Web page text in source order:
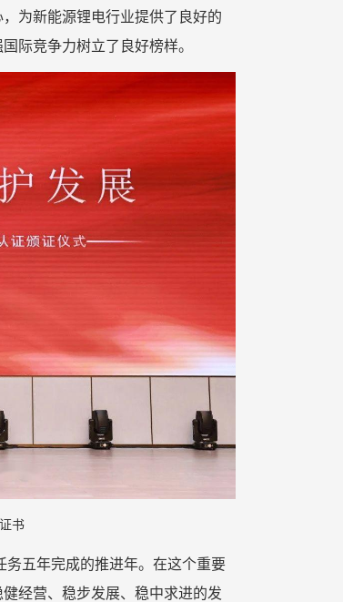
为新能源锂电行业提供了良好的
际竞争力树立了良好榜样。
书
务五年完成的推进年。在这个重要
经营、稳步发展、稳中求进的发